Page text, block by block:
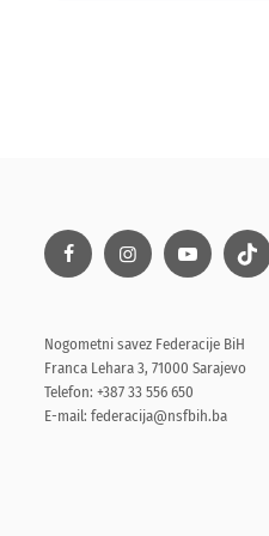
Nogometni savez Federacije BiH
Franca Lehara 3, 71000 Sarajevo
Telefon: +387 33 556 650
E-mail: federacija@nsfbih.ba